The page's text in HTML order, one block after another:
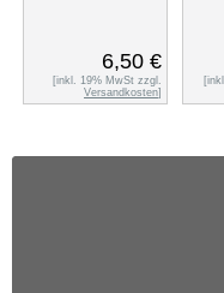
6,50 €
[inkl. 19% MwSt zzgl.
Versandkosten]